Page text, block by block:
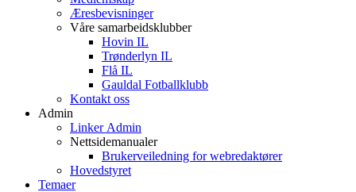
Æresbevisninger
Våre samarbeidsklubber
Hovin IL
Trønderlyn IL
Flå IL
Gauldal Fotballklubb
Kontakt oss
Admin
Linker Admin
Nettsidemanualer
Brukerveiledning for webredaktører
Hovedstyret
Temaer